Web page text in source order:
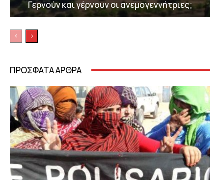
Γερνούν και γέρνουν οι ανεμογεννήτριες;
ΠΡΟΣΦΑΤΑ ΑΡΘΡΑ